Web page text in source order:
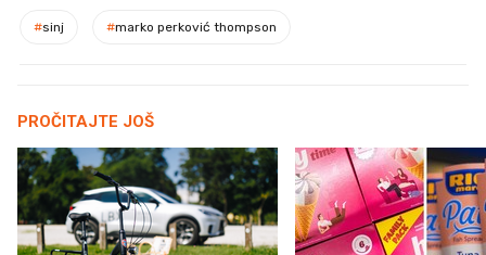
#sinj #marko perković thompson
PROČITAJTE JOŠ